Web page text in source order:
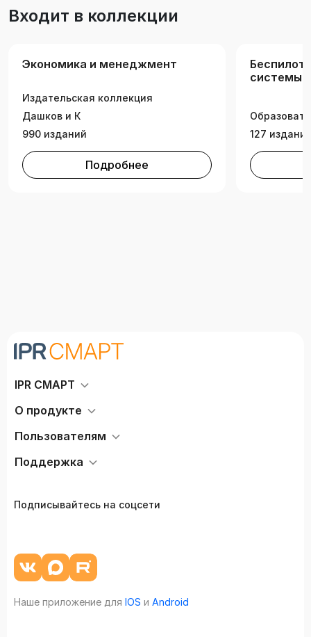
Входит в коллекции
Экономика и менеджмент
Издательская коллекция
Дашков и К
990 изданий
Подробнее
системы.
127
IPR СМАРТ
О продукте
Пользователям
Поддержка
Подписывайтесь на соцсети
Наше приложение для IOS и Android